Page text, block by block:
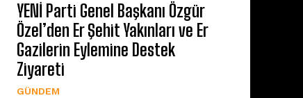
YENİ Parti Genel Başkanı Özgür
Özel’den Er Şehit Yakınları ve Er
Gazilerin Eylemine Destek
Ziyareti
GÜNDEM